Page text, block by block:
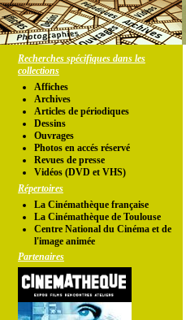
Recherches spécifiques dans les
collections
Affiches
Archives
Articles de périodiques
Dessins
Ouvrages
Photos en accés réservé
Revues de presse
Vidéos (DVD et VHS)
Répertoires
La Cinémathèque française
La Cinémathèque de Toulouse
Centre National du Cinéma et de
l'image animée
Partenaires